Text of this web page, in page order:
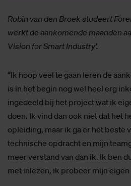
Robin van den Broek studeert
werkt de aankomende maanden
Vision for Smart Industry’.
“Ik hoop veel te gaan leren de
is in het begin nog wel heel erg
ingedeeld bij het project wat ik
doen. Ik vind dan ook niet dat het
opleiding, maar ik ga er het beste
technische opdracht en mijn
meer verstand van dan ik. Ik ben
met inlezen, ik probeer mijn eigen